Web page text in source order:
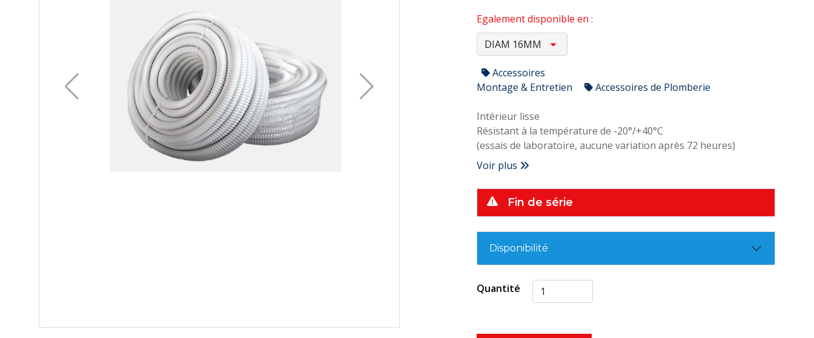
Egalement disponible en :
Accessoires
Montage & Entretien
Accessoires de Plomberie
Intérieur lisse
Résistant à la température de -20°/+40°C
(essais de laboratoire, aucune variation après 72 heures)
Voir plus
Fin de série
Disponibilité
Quantité